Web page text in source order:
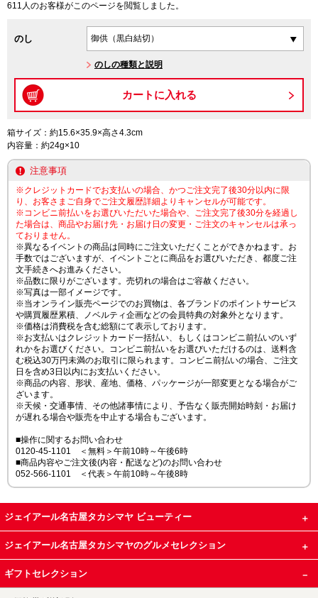
611人のお客様がこのページを閲覧しました。
のし
のしの種類と説明
箱サイズ：約15.6×35.9×高さ4.3cm
内容量：約24g×10
注意事項
※クレジットカードでお支払いの場合、かつご注文完了後30分以内に限
り、お客さまご自身でご注文履歴詳細よりキャンセルが可能です。
※コンビニ前払いをお選びいただいた場合や、ご注文完了後30分を経過し
た場合は、商品やお届け先・お届け日の変更・ご注文のキャンセルは承っ
ておりません。
※異なるイベントの商品は同時にご注文いただくことができかねます。お
手数ではございますが、イベントごとに商品をお選びいただき、都度ご注
文手続きへお進みください。
※品数に限りがございます。売切れの場合はご容赦ください。
※写真は一部イメージです。
※当オンライン販売ページでのお買物は、各ブランドのポイントサービス
や購買履歴累積、ノベルティ企画などの会員特典の対象外となります。
※価格は消費税を含む総額にて表示しております。
※お支払いはクレジットカード一括払い、もしくはコンビニ前払いのいず
れかをお選びください。コンビニ前払いをお選びいただけるのは、送料含
む税込30万円未満のお取引に限られます。コンビニ前払いの場合、ご注文
日を含め3日以内にお支払いください。
※商品の内容、形状、産地、価格、パッケージが一部変更となる場合がご
ざいます。
※天候・交通事情、その他諸事情により、予告なく販売開始時刻・お届け
が遅れる場合や販売を中止する場合もございます。
■操作に関するお問い合わせ
0120-45-1101 ＜無料＞午前10時～午後6時
■商品内容やご注文後(内容・配送など)のお問い合わせ
052-566-1101 ＜代表＞午前10時～午後8時
ジェイアール名古屋タカシマヤ ビューティー
ジェイアール名古屋タカシマヤのグルメセレクション
ギフトセレクション